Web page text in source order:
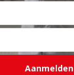
Aanmelden